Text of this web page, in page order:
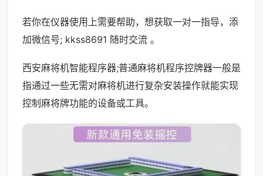
若你在仪器使用上需要帮助，想获取一对一指导，添
加微信号; kkss8691 随时交流 。
西安麻将机智能程序器;普通麻将机程序控牌器一般是
指通过一些无需对麻将机进行复杂安装操作就能实现
控制麻将牌功能的设备或工具。